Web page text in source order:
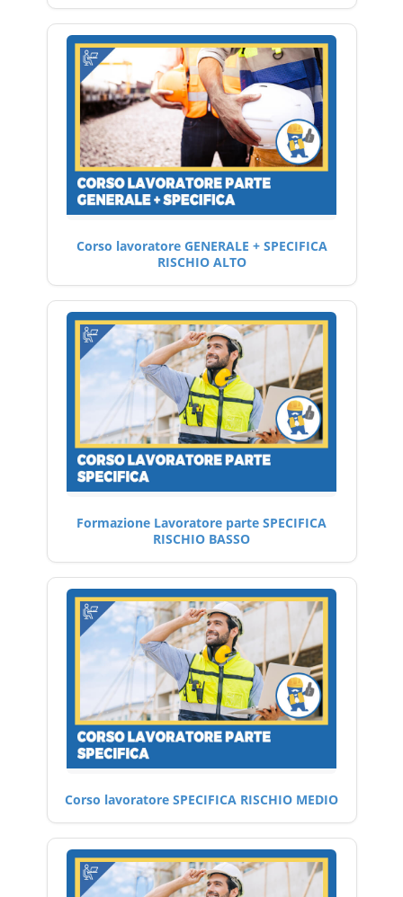
Corso lavoratore GENERALE + SPECIFICA
RISCHIO ALTO
Formazione Lavoratore parte SPECIFICA
RISCHIO BASSO
Corso lavoratore SPECIFICA RISCHIO MEDIO